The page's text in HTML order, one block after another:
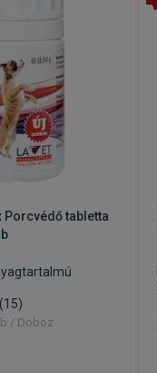
Porcvédő tabletta
(15)
/ Doboz